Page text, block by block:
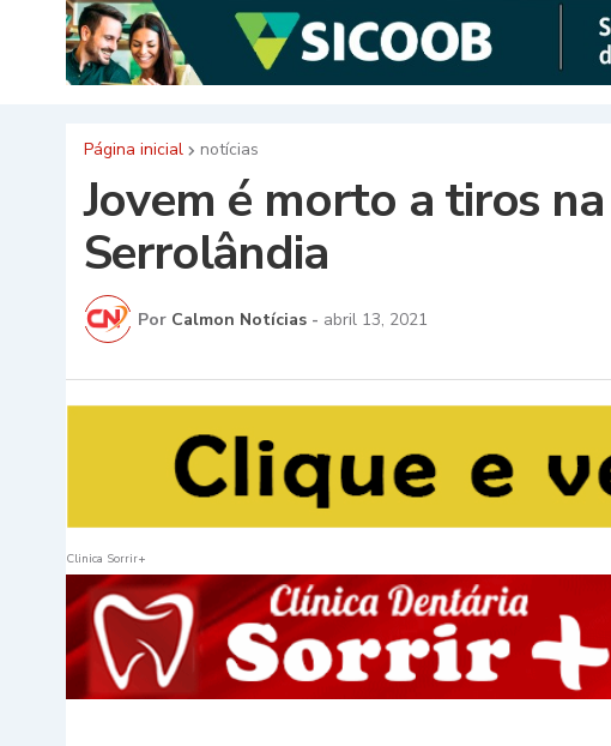
Página inicial notícias
Jovem é morto a tiros
Serrolândia
Por Calmon Notícias - abril 13, 2021
Clinica Sorrir+